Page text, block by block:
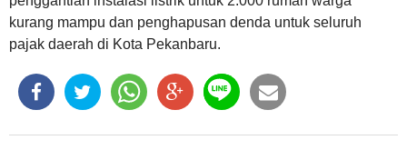
kurang mampu dan penghapusan denda untuk seluruh
pajak daerah di Kota Pekanbaru.